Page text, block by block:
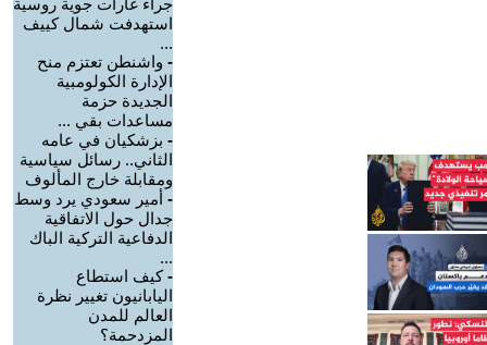
جراء غارات جوية روسية
استهدفت شمال كييف
...
- واشنطن تعتزم منح
الإدارة الكولومبية
الجديدة حزمة
مساعدات بقي ...
- بزشكيان في عامه
الثاني.. رسائل سياسية
ومقابلة خارج المألوف
- أمير سعودي يرد وسط
جدال حول الاتفاقية
الدفاعية التركية الباك
...
-كيف استطاع
اليابانيون تغيير نظرة
العالم للمدن
المزدحمة؟